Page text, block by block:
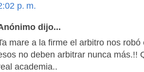
p. m.
dijo...
mare a la firme el arbitro nos
no deben arbitrar nunca más.!!
academia..